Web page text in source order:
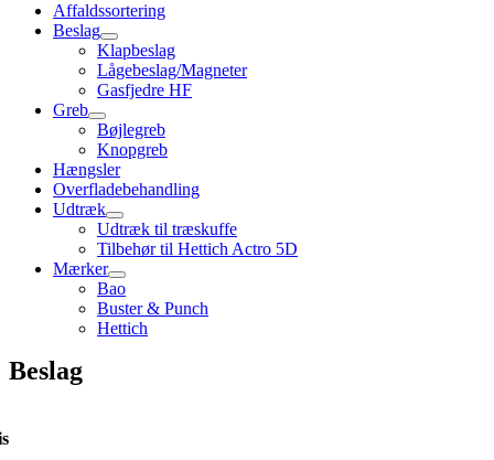
Affaldssortering
Beslag
Klapbeslag
Lågebeslag/Magneter
Gasfjedre HF
Greb
Bøjlegreb
Knopgreb
Hængsler
Overfladebehandling
Udtræk
Udtræk til træskuffe
Tilbehør til Hettich Actro 5D
Mærker
Bao
Buster & Punch
Hettich
Beslag